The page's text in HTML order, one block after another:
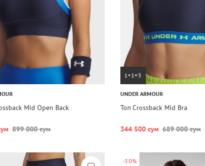
Mid Open Back
899 000 сум
1+1=3
UNDER ARMOUR
Топ Crossback Mid Bra
344 500 сум 689 000 сум
-50%